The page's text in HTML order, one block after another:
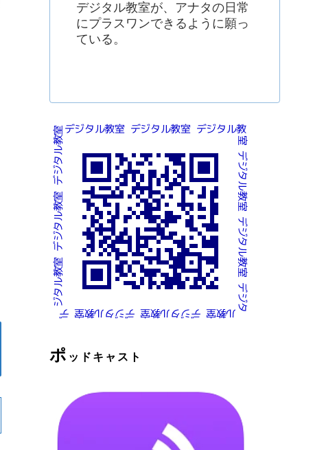
デジタル教室が、アナタの日常
にプラスワンできるように願っ
ている。
ポ ッドキャスト